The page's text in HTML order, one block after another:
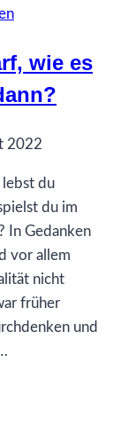
wie es
2022
lebst du
du im
In Gedanken
vor allem
nicht
früher
und